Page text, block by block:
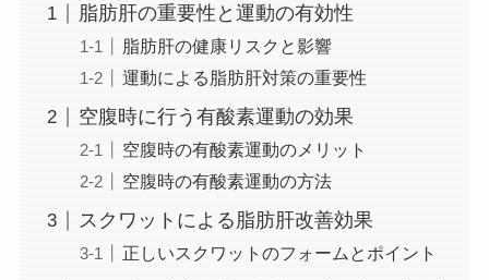
脂肪肝の重要性と運動の有効性
脂肪肝の健康リスクと影響
運動による脂肪肝対策の重要性
空腹時に行う有酸素運動の効果
空腹時の有酸素運動のメリット
空腹時の有酸素運動の方法
スクワットによる脂肪肝改善効果
正しいスクワットのフォームとポイント